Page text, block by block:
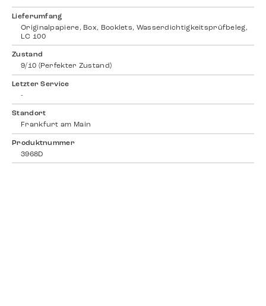
Lieferumfang
Originalpapiere, Box, Booklets, Wasserdichtigkeitsprüfbeleg,
LC 100
Zustand
9/10 (Perfekter Zustand)
Letzter Service
-
Standort
Frankfurt am Main
Produktnummer
3968D